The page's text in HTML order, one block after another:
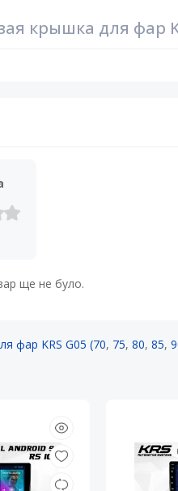
крышка для фар
ще не було.
фар KRS G05 (70, 75, 80, 85,